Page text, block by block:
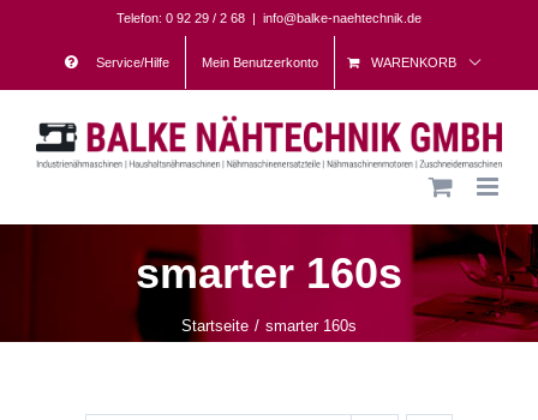
content
Telefon: 0 92 29 / 2 68 | info@balke-naehtechnik.de
Service/Hilfe Mein Benutzerkonto WARENKORB
smarter 160s
Startseite smarter 160s